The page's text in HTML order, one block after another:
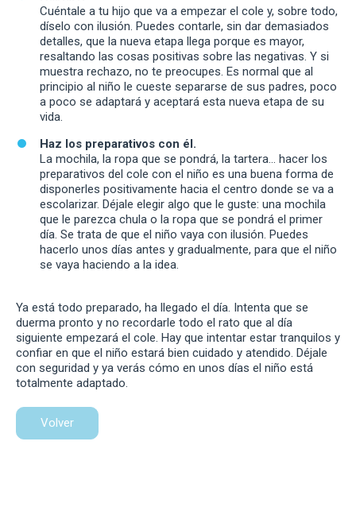
Cuéntale a tu hijo que va a empezar el cole y, sobre todo,
díselo con ilusión. Puedes contarle, sin dar demasiados
detalles, que la nueva etapa llega porque es mayor,
resaltando las cosas positivas sobre las negativas. Y si
muestra rechazo, no te preocupes. Es normal que al
principio al niño le cueste separarse de sus padres, poco
a poco se adaptará y aceptará esta nueva etapa de su
vida.
Haz los preparativos con él.
La mochila, la ropa que se pondrá, la tartera… hacer los
preparativos del cole con el niño es una buena forma de
disponerles positivamente hacia el centro donde se va a
escolarizar. Déjale elegir algo que le guste: una mochila
que le parezca chula o la ropa que se pondrá el primer
día. Se trata de que el niño vaya con ilusión. Puedes
hacerlo unos días antes y gradualmente, para que el niño
se vaya haciendo a la idea.
Ya está todo preparado, ha llegado el día. Intenta que se
duerma pronto y no recordarle todo el rato que al día
siguiente empezará el cole. Hay que intentar estar tranquilos y
confiar en que el niño estará bien cuidado y atendido. Déjale
con seguridad y ya verás cómo en unos días el niño está
totalmente adaptado.
Volver